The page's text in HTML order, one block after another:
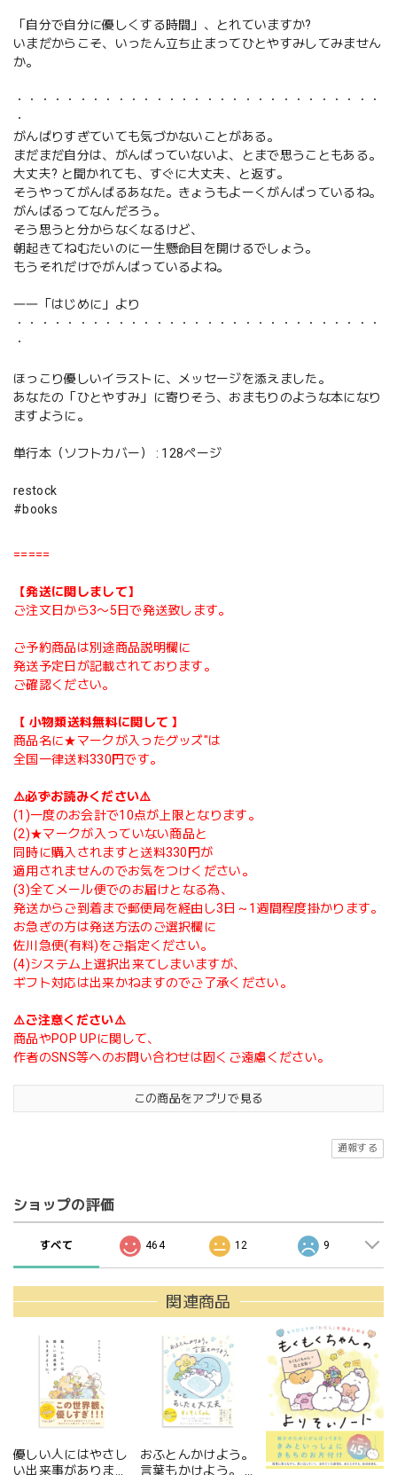
「自分で自分に優しくする時間」、とれていますか?
いまだからこそ、いったん立ち止まってひとやすみしてみません
か。
・・・・・・・・・・・・・・・・・・・・・・・・・・・・・
・
がんばりすぎていても気づかないことがある。
まだまだ自分は、がんばっていないよ、とまで思うこともある。
大丈夫? と聞かれても、すぐに大丈夫、と返す。
そうやってがんばるあなた。きょうもよーくがんばっているね。
がんばるってなんだろう。
そう思うと分からなくなるけど、
朝起きてねむたいのに一生懸命目を開けるでしょう。
もうそれだけでがんばっているよね。
――「はじめに」より
・・・・・・・・・・・・・・・・・・・・・・・・・・・・・
・
ほっこり優しいイラストに、メッセージを添えました。
あなたの「ひとやすみ」に寄りそう、おまもりのような本になり
ますように。
単行本（ソフトカバー） : 128ページ
restock
#books
=====
【発送に関しまして】
ご注文日から3〜5日で発送致します。
ご予約商品は別途商品説明欄に
発送予定日が記載されております。
ご確認ください。
【 小物類送料無料に関して 】
商品名に★マークが入ったグッズ"は
全国一律送料330円です。
⚠️必ずお読みください⚠️
(1)一度のお会計で10点が上限となります。
(2)★マークが入っていない商品と
同時に購入されますと送料330円が
適用されませんのでお気をつけください。
(3)全てメール便でのお届けとなる為、
発送からご到着まで郵便局を経由し3日～1週間程度掛かります。
お急ぎの方は発送方法のご選択欄に
佐川急便(有料)をご指定ください。
(4)システム上選択出来てしまいますが、
ギフト対応は出来かねますのでご了承ください。
⚠️ご注意ください⚠️
商品やPOP UPに関して、
作者のSNS等へのお問い合わせは固くご遠慮ください。
この商品をアプリで見る
通報する
ショップの評価
すべて 464 12 9
関連商品
優しい人にはやさし
い出来事があります
おふとんかけよう。
言葉もかけよう。 き